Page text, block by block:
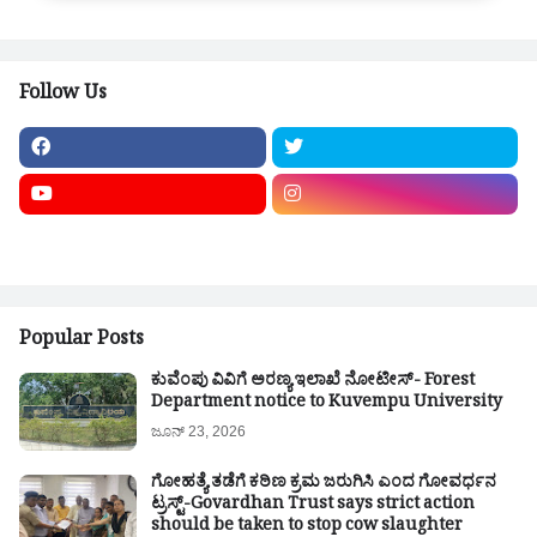
Follow Us
Popular Posts
ಕುವೆಂಪು ವಿವಿಗೆ ಅರಣ್ಯ ಇಲಾಖೆ ನೋಟೀಸ್- Forest
Department notice to Kuvempu University
ಜೂನ್ 23, 2026
ಗೋಹತ್ಯೆ ತಡೆಗೆ ಕಠಿಣ ಕ್ರಮ ಜರುಗಿಸಿ ಎಂದ ಗೋವರ್ಧನ
ಟ್ರಸ್ಟ್-Govardhan Trust says strict action
should be taken to stop cow slaughter